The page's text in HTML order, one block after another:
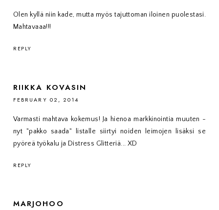
Olen kyllä niin kade, mutta myös tajuttoman iloinen puolestasi.
Mahtavaaa!!!
REPLY
RIIKKA KOVASIN
FEBRUARY 02, 2014
Varmasti mahtava kokemus! Ja hienoa markkinointia muuten -
nyt "pakko saada" listalle siirtyi noiden leimojen lisäksi se
pyöreä työkalu ja Distress Glitteriä... XD
REPLY
MARJOHOO